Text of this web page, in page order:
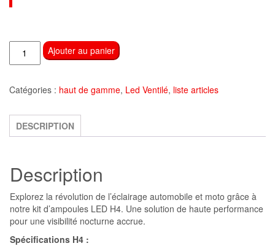
quantité
de
d'Ampoules
H4
Ultra
-
Blanc
Pur
Ajouter au panier
Catégories : haut de gamme, Led Ventilé, liste articles
DESCRIPTION
Description
Explorez la révolution de l’éclairage automobile et moto grâce à
notre kit d’ampoules LED H4. Une solution de haute performance
pour une visibilité nocturne accrue.
Spécifications H4 :